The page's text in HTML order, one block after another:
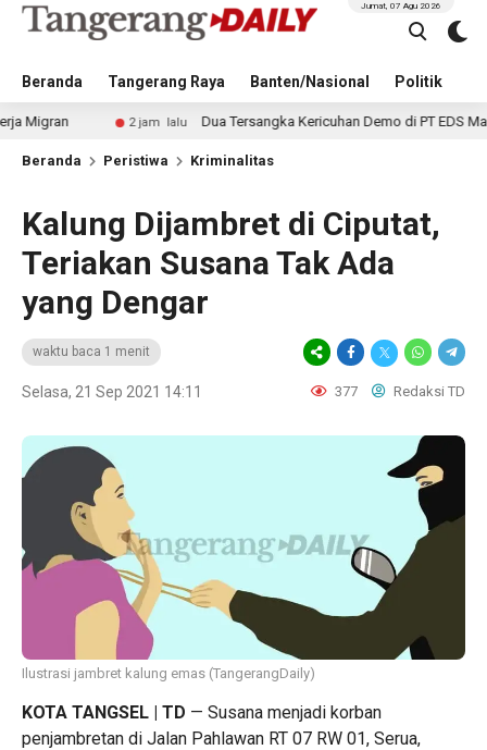
Beranda Tangerang Raya Banten/Nasional Politik
Jumat, 07 Agu 2026
2 jam lalu Dua Tersangka Kericuhan Demo di PT EDS
Beranda Peristiwa Kriminalitas
Kalung Dijambret di Ciputat,
Teriakan Susana Tak Ada
yang Dengar
waktu baca 1 menit
Selasa, 21 Sep 2021 14:11 377 Redaksi TD
Ilustrasi jambret kalung emas (TangerangDaily)
KOTA TANGSEL | TD — Susana menjadi korban
penjambretan di Jalan Pahlawan RT 07 RW 01, Serua,